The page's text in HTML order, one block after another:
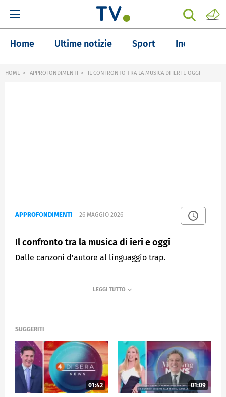
Home Ultime notizie Sport Inchieste
HOME APPROFONDIMENTI IL CONFRONTO TRA LA MUSICA DI IERI E OGGI
APPROFONDIMENTI 26 MAGGIO 2026
Il confronto tra la musica di ieri e oggi
Dalle canzoni d'autore al linguaggio trap.
SUGGERITI
01:42 01:09